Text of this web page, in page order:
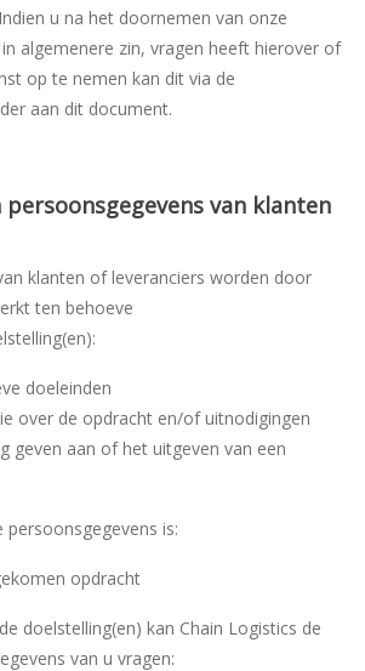
u na het doornemen van onze
algemenere zin, vragen heeft hierover of
op te nemen kan dit via de
aan dit document.
van klanten
klanten of leveranciers worden door
ten behoeve
doeleinden
over de opdracht en/of uitnodigingen
geven aan of het uitgeven van een
persoonsgegevens is:
opdracht
doelstelling(en) kan Chain Logistics de
van u vragen: